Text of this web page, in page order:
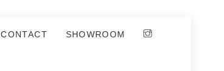
CONTACT SHOWROOM